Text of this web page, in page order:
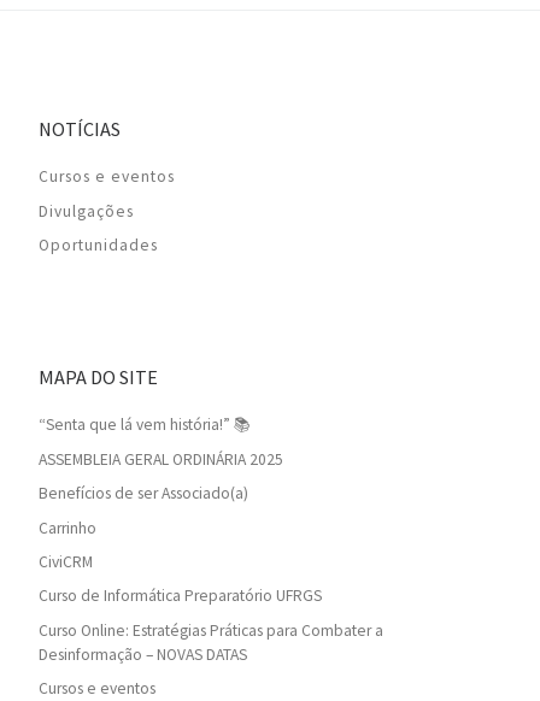
NOTÍCIAS
Cursos e eventos
Divulgações
Oportunidades
MAPA DO SITE
“Senta que lá vem história!” 📚
ASSEMBLEIA GERAL ORDINÁRIA 2025
Benefícios de ser Associado(a)
Carrinho
CiviCRM
Curso de Informática Preparatório UFRGS
Curso Online: Estratégias Práticas para Combater a
Desinformação – NOVAS DATAS
Cursos e eventos